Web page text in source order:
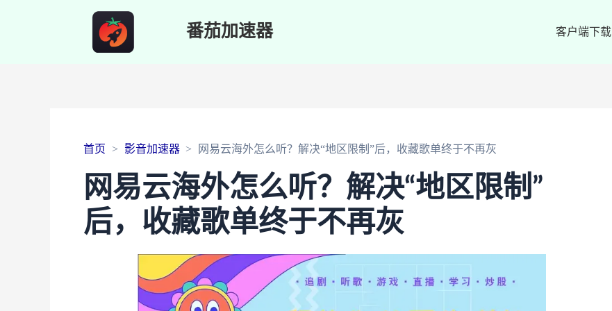
番茄加速器 客户端下载
首页 影音加速器 网易云海外怎么听？解决“地区限制”后，收藏歌单终于不再灰
网易云海外怎么听？解决“地区限制”
后，收藏歌单终于不再灰